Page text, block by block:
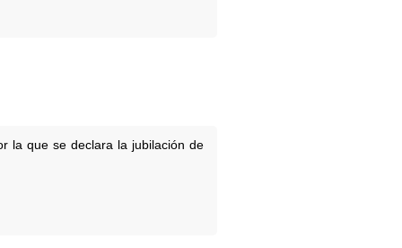
la que se declara la jubilación de